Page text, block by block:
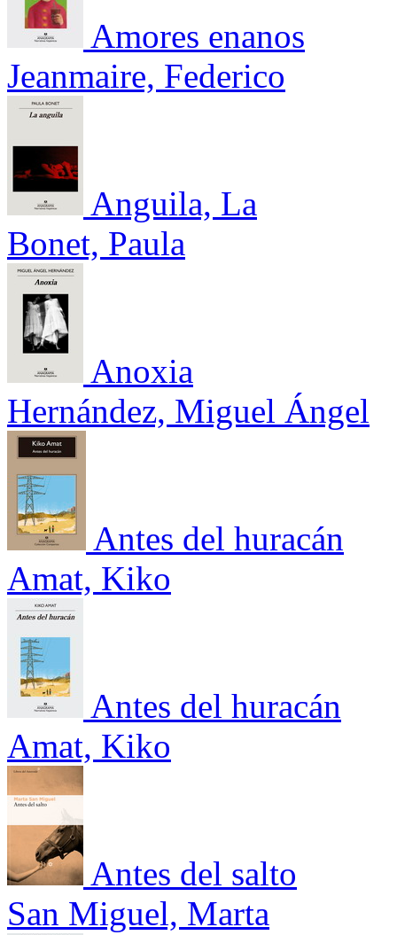
Amores enanos
Jeanmaire, Federico
Anguila, La
Bonet, Paula
Anoxia
Hernández, Miguel Ángel
Antes del huracán
Amat, Kiko
Antes del huracán
Amat, Kiko
Antes del salto
San Miguel, Marta